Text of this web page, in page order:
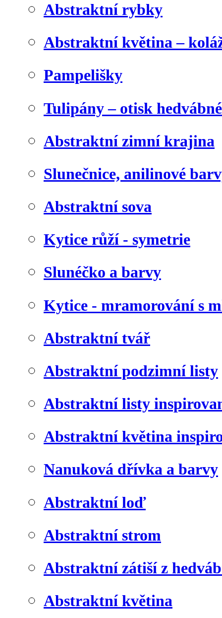
Abstraktní rybky
Abstraktní květina –
Pampelišky
Tulipány – otisk
Abstraktní zimní krajina
Slunečnice, anilinové
Abstraktní sova
Kytice růží - symetrie
Slunéčko a barvy
Kytice - mramorování s
Abstraktní tvář
Abstraktní podzimní listy
Abstraktní listy
Abstraktní květina
Nanuková dřívka a barvy
Abstraktní loď
Abstraktní strom
Abstraktní zátiší z
Abstraktní květina